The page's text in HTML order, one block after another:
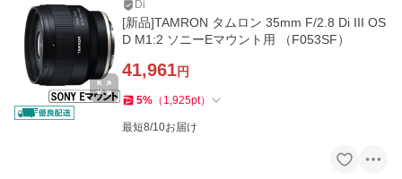
Di
[新品]TAMRON タムロン 35mm F/2.8 Di III OS
D M1:2 ソニーEマウント用 （F053SF）
41,961円
5% （ 1,925pt）
最短8/10お届け